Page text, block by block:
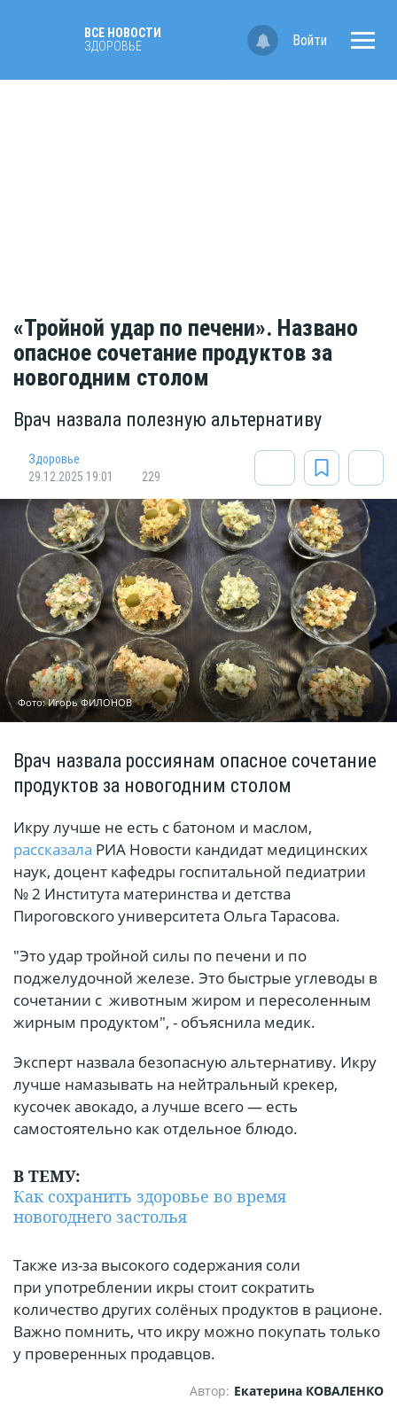
ВСЕ НОВОСТИ
ЗДОРОВЬЕ
Войти
«Тройной удар по печени». Названо
опасное сочетание продуктов за
новогодним столом
Врач назвала полезную альтернативу
Здоровье
29.12.2025 19:01
229
Фото: Игорь ФИЛОНОВ
Врач назвала россиянам опасное сочетание
продуктов за новогодним столом
Икру лучше не есть с батоном и маслом,
рассказала РИА Новости кандидат медицинских
наук, доцент кафедры госпитальной педиатрии
№ 2 Института материнства и детства
Пироговского университета Ольга Тарасова.
"Это удар тройной силы по печени и по
поджелудочной железе. Это быстрые углеводы в
сочетании с животным жиром и пересоленным
жирным продуктом", - объяснила медик.
Эксперт назвала безопасную альтернативу. Икру
лучше намазывать на нейтральный крекер,
кусочек авокадо, а лучше всего — есть
самостоятельно как отдельное блюдо.
В ТЕМУ:
Как сохранить здоровье во время
новогоднего застолья
Также из-за высокого содержания соли
при употреблении икры стоит сократить
количество других солёных продуктов в рационе.
Важно помнить, что икру можно покупать только
у проверенных продавцов.
Автор: Екатерина КОВАЛЕНКО